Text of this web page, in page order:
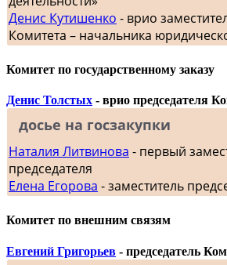
Денис Кутишенко - врио
Комитета – начальника
Комитет по государственному заказу
Денис Толстых - врио председателя
досье на госзакупки
Наталия Литвинова - первый
председателя
Елена Егорова - заместитель
Комитет по внешним связям
Евгений Григорьев - председатель